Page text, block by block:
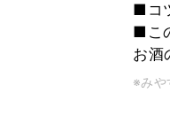
■コ
■こ
お酒
※みや